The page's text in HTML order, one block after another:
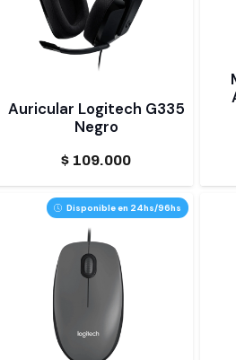
Auricular Logitech G335
Negro
$ 109.000
Disponible en 24hs/96hs